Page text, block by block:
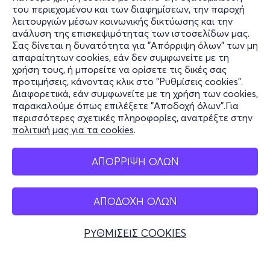
του περιεχομένου και των διαφημίσεων, την παροχή
λειτουργιών μέσων κοινωνικής δικτύωσης και την
ανάλυση της επισκεψιμότητας των ιστοσελίδων μας.
Σας δίνεται η δυνατότητα για "Απόρριψη όλων" των μη
απαραίτητων cookies, εάν δεν συμφωνείτε με τη
χρήση τους, ή μπορείτε να ορίσετε τις δικές σας
προτιμήσεις, κάνοντας κλικ στο "Ρυθμίσεις cookies".
Διαφορετικά, εάν συμφωνείτε με τη χρήση των cookies,
παρακαλούμε όπως επιλέξετε "Αποδοχή όλων".Για
περισσότερες σχετικές πληροφορίες, ανατρέξτε στην
πολιτική μας για τα cookies.
ΑΠΟΡΡΙΨΗ ΟΛΩΝ
ΑΠΟΔΟΧΗ ΟΛΩΝ
ΡΥΘΜΙΣΕΙΣ COOKIES
τελειότητα, το αισθητικό ιδεώδες με το οποίο ο Θεός
έφτιαξε τον κόσμο. Το εφαρμόζει στα έργα του, όπου
ανακαλύπτουμε σχήματα οργανωμένα υπό αυτήν τη
μυστική γεωμετρία. Η διπλή έλικα του DNA γοητεύει
τον Νταλί. Η σπείρα που μεταφέρει γενετική
κληρονομιά είναι οι καμπύλες μέσω των οποίων ο Θεός
μεταφέρει την αθανασία.
ΤΙ ΘΑ ΔΕΙΤΕ ΣΤΗΝ ΕΚΘΕΣΗ
στο μυαλό μίας ιδιοφυίας με προβολές (μέρος τους σε
3D) σε οθόνες επιφάνειας πεντακοσίων τ.μ. όπου Τέχνη
και Τεχνολογία συνδυάζονται σε ένα επαναστατικό
Πληροφορίες
Υποστήριξη
Stay Connected
Mobile app